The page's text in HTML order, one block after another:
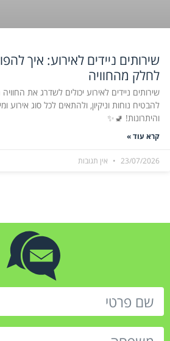
שירותים ניידים לאירוע: איך
לחלק מהחוויה
שירותים ניידים לאירוע יכולים לשדרג את
להבטיח נוחות וניקיון, ולהתאים לכל סוג אירוע
והיתרונות! 🚽✨
קרא עוד »
23/07/2026 אין תגובות